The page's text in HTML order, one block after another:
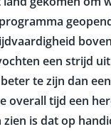
een strijd
te zijn dan
overall tijd een
is dat op